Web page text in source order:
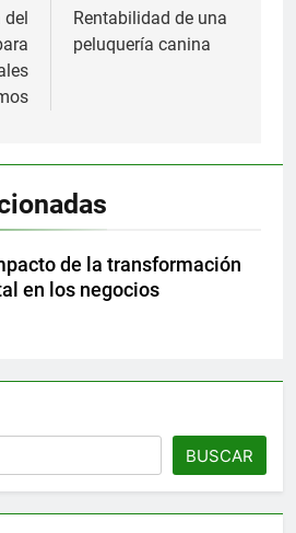
del
Rentabilidad de una
peluquería canina
de la transformación
en los negocios
BUSCAR